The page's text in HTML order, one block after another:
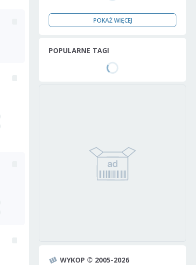
POKAŻ WIĘCEJ
POPULARNE TAGI
WYKOP © 2005-2026